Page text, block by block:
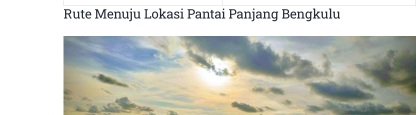
Rute Menuju Lokasi Pantai Panjang Bengkulu